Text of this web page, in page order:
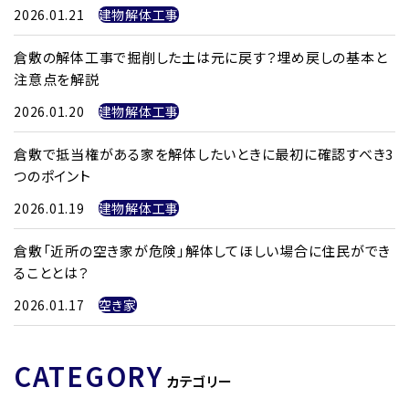
2026.01.21 建物解体工事
倉敷の解体工事で掘削した土は元に戻す？埋め戻しの基本と
注意点を解説
2026.01.20 建物解体工事
倉敷で抵当権がある家を解体したいときに最初に確認すべき3
つのポイント
2026.01.19 建物解体工事
倉敷「近所の空き家が危険」解体してほしい場合に住民ができ
ることとは？
2026.01.17 空き家
CATEGORY カテゴリー